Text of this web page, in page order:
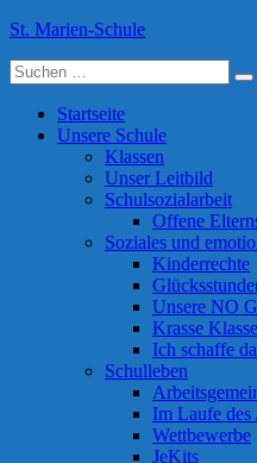
Skip
content
St. Marien-Schule
Katholische Grundschule in
Suche
nach:
Startseite
Unsere Schule
Klassen
Unser Leitbild
Schulsozialarbeit
Offene
Soziales und
Kinderrechte
Unsere NO
Krasse
Ich schaffe
Schulleben
Im Laufe des
Wettbewerbe
JeKits